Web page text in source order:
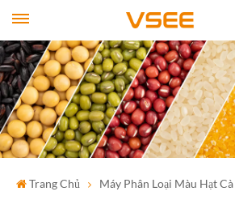
Trang Chủ Máy Phân Loại Màu Hạt